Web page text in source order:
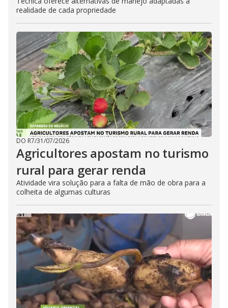
realidade de cada propriedade
DO R7/31/07/2026
Agricultores apostam no turismo
rural para gerar renda
Atividade vira solução para a falta de mão de obra para a
colheita de algumas culturas